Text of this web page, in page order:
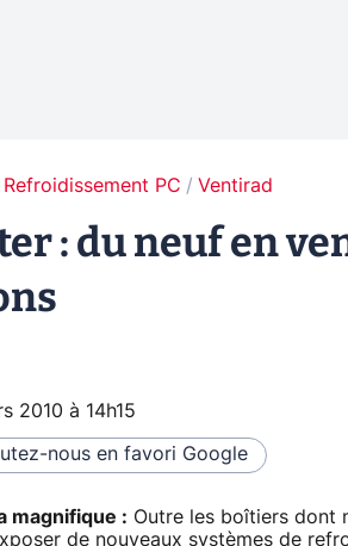
Refroidissement PC Ventirad
: du neuf en
2010 à 14h15
nous en favori Google
magnifique : Outre les boîtiers dont
de nouveaux systèmes de